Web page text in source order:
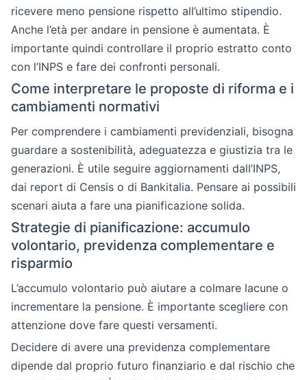
ricevere meno pensione rispetto all’ultimo stipendio.
Anche l’età per andare in pensione è aumentata. È
importante quindi controllare il proprio estratto conto
con l’INPS e fare dei confronti personali.
Come interpretare le proposte di riforma e i
cambiamenti normativi
Per comprendere i cambiamenti previdenziali, bisogna
guardare a sostenibilità, adeguatezza e giustizia tra le
generazioni. È utile seguire aggiornamenti dall’INPS,
dai report di Censis o di Bankitalia. Pensare ai possibili
scenari aiuta a fare una pianificazione solida.
Strategie di pianificazione: accumulo
volontario, previdenza complementare e
risparmio
L’accumulo volontario può aiutare a colmare lacune o
incrementare la pensione. È importante scegliere con
attenzione dove fare questi versamenti.
Decidere di avere una previdenza complementare
dipende dal proprio futuro finanziario e dal rischio che